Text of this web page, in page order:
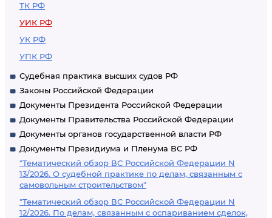
ТК РФ
УИК РФ
УК РФ
УПК РФ
Судебная практика высших судов РФ
Законы Российской Федерации
Документы Президента Российской Федерации
Документы Правительства Российской Федерации
Документы органов государственной власти РФ
Документы Президиума и Пленума ВС РФ
"Тематический обзор ВС Российской Федерации N
13/2026. О судебной практике по делам, связанным с
самовольным строительством"
"Тематический обзор ВС Российской Федерации N
12/2026. По делам, связанным с оспариванием сделок,